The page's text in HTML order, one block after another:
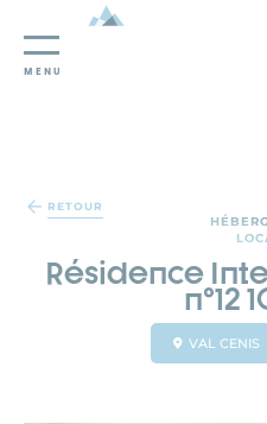
MENU
RETOUR
Résidence
n°12
VAL CENIS